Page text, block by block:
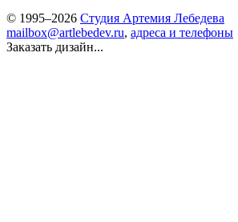
© 1995–2026 Студия Артемия Лебедева
mailbox@artlebedev.ru, адреса и телефоны
Заказать дизайн...